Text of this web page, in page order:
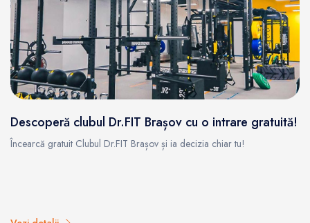
Descoperă clubul Dr.FIT Brașov cu o intrare gratuită!
Încearcă gratuit Clubul Dr.FIT Brașov și ia decizia chiar tu!